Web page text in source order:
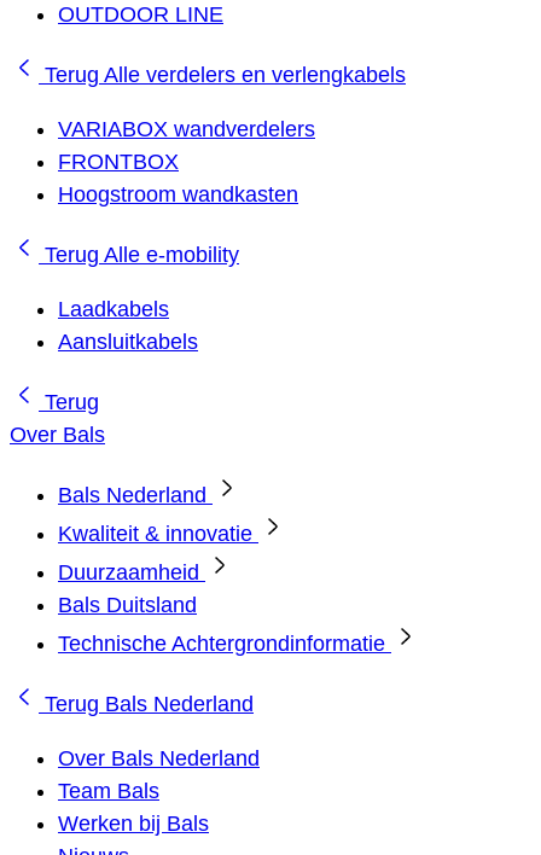
OUTDOOR LINE
Terug Alle verdelers en verlengkabels
VARIABOX wandverdelers
FRONTBOX
Hoogstroom wandkasten
Terug Alle e-mobility
Laadkabels
Aansluitkabels
Terug
Over Bals
Bals Nederland
Kwaliteit & innovatie
Duurzaamheid
Bals Duitsland
Technische Achtergrondinformatie
Terug Bals Nederland
Over Bals Nederland
Team Bals
Werken bij Bals